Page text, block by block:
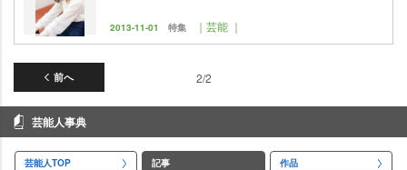
2013-11-01 特集 ｜芸能 ｜
前へ 2/2
芸能人事典
芸能人TOP 記事 作品